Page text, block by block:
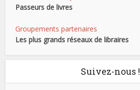
Passeurs de livres
Groupements partenaires
Les plus grands réseaux de libraires
Suivez-nous !